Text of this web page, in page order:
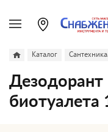
Каталог Сантехника.
биотуалета